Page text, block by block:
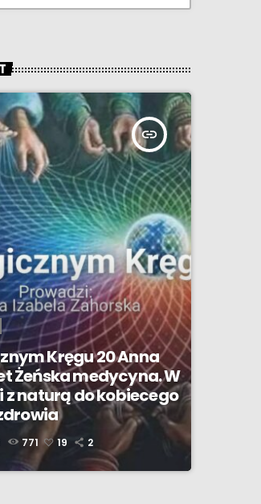
insert_link
Kręgu 20 Anna
Żeńska medycyna. W
z naturą do kobiecego
771 19 2